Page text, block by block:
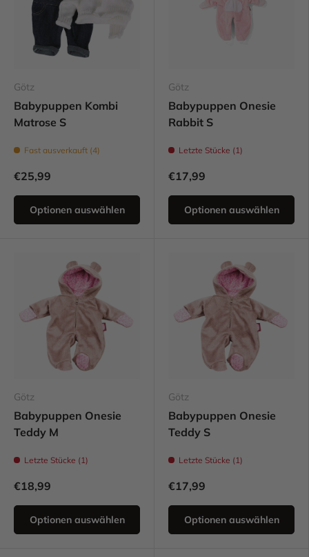
Götz
Babypuppen Kombi
Matrose S
Fast ausverkauft (4)
€25,99
Optionen auswählen
Götz
Babypuppen Onesie
Rabbit S
Letzte Stücke (1)
€17,99
Optionen auswählen
Götz
Babypuppen Onesie
Teddy M
Letzte Stücke (1)
€18,99
Optionen auswählen
Götz
Babypuppen Onesie
Teddy S
Letzte Stücke (1)
€17,99
Optionen auswählen